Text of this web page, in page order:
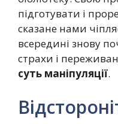
підготувати і
сказане нами
всередині знову
страхи і
суть маніпуляції.